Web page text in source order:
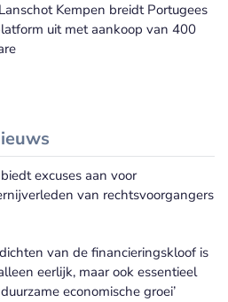
Kempen breidt Portugees
uit met aankoop van 400
Meer MVO-activiteiten nieuws
biedt excuses aan voor
van rechtsvoorgangers
dichten van de financieringskloof is
eerlijk, maar ook essentieel
economische groei’